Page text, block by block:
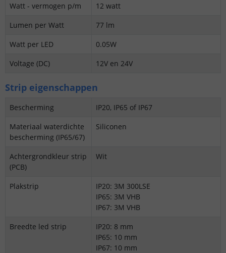
Watt - vermogen p/m
12 watt
Lumen per Watt
77 lm
Watt per LED
0.05W
Voltage (DC)
12V en 24V
Strip eigenschappen
Bescherming
IP20, IP65 of IP67
Materiaal waterdichte
bescherming (IP65/67)
Siliconen
Achtergrondkleur strip
(PCB)
Wit
Plakstrip
IP20: 3M 300LSE
IP65: 3M VHB
IP67: 3M VHB
Breedte led strip
IP20: 8 mm
IP65: 10 mm
IP67: 10 mm